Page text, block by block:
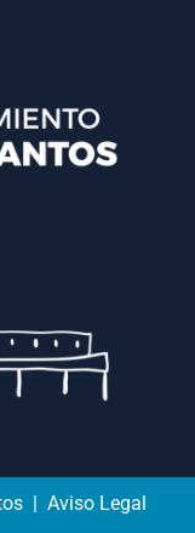
| Aviso Legal